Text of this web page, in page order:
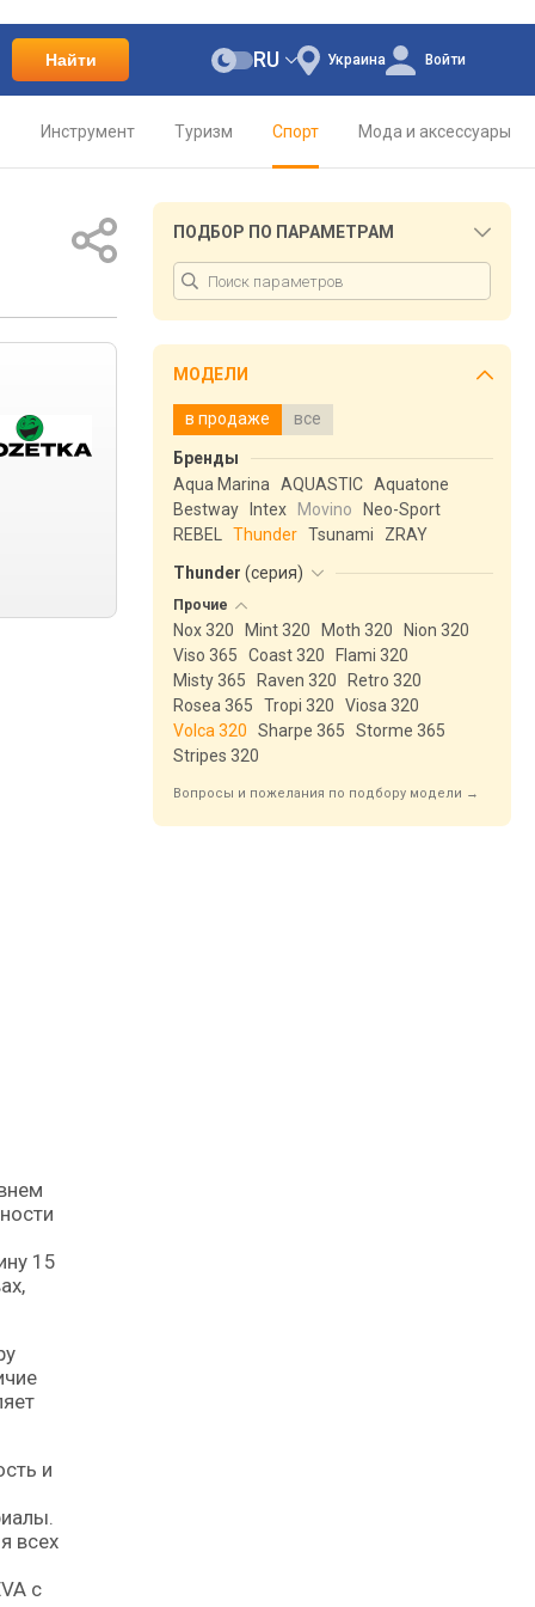
Найти Украина
RU Войти
Инструмент Туризм Спорт Мода и аксессуары
15
и
всех
с
ПОДБОР ПО ПАРАМЕТРАМ
МОДЕЛИ
в продаже все
Бренды
Aqua Marina
AQUASTIC Aquatone
Bestway
Intex Movino
Neo-Sport
REBEL
Thunder Tsunami
ZRAY
Thunder (серия)
Прочие
Nox 320 Mint 320 Moth 320
Nion 320
Viso 365
Coast 320
Flami 320
Misty 365
Raven 320
Retro 320
Rosea 365
Tropi 320
Viosa 320
Volca 320
Sharpe 365
Storme 365
Stripes 320
Вопросы и пожелания по подбору модели →